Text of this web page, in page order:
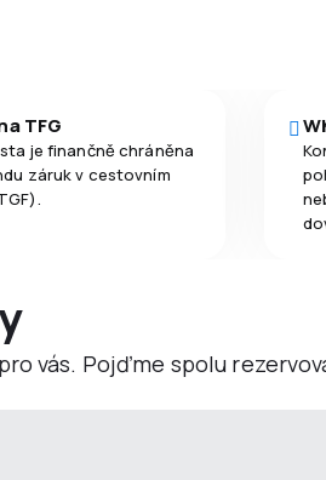
TFG
je finančně chráněna
záruk v cestovním
vás. Pojďme spolu